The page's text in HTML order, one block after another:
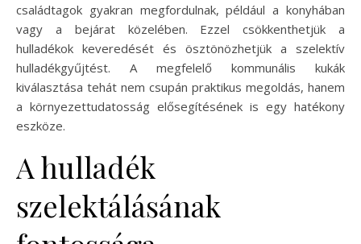
családtagok gyakran megfordulnak, például a konyhában
vagy a bejárat közelében. Ezzel csökkenthetjük a
hulladékok keveredését és ösztönözhetjük a szelektív
hulladékgyűjtést. A megfelelő kommunális kukák
kiválasztása tehát nem csupán praktikus megoldás, hanem
a környezettudatosság elősegítésének is egy hatékony
eszköze.
A hulladék
szelektálásának